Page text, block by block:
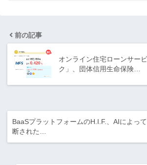
前の記事
オンライン住宅ローンサー
ク」、団体信用生命保険…
BaaSプラットフォームのH.I.F.、AIによって
断された…